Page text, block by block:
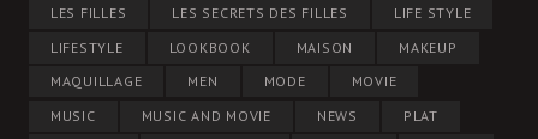
LES FILLES
LES SECRETS DES FILLES
LIFE STYLE
LIFESTYLE
LOOKBOOK MAISON
MAKEUP
MAQUILLAGE
MEN MODE
MOVIE
MUSIC
MUSIC AND MOVIE NEWS
PLAT